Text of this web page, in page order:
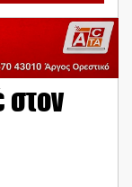
στον